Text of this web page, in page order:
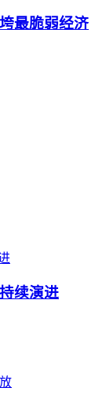
最脆弱经济
续演进